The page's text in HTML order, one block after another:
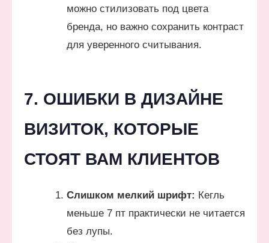
можно стилизовать под цвета
бренда, но важно сохранить контраст
для уверенного считывания.
7. ОШИБКИ В ДИЗАЙНЕ
ВИЗИТОК, КОТОРЫЕ
СТОЯТ ВАМ КЛИЕНТОВ
Слишком мелкий шрифт: Кегль
меньше 7 пт практически не читается
без лупы.